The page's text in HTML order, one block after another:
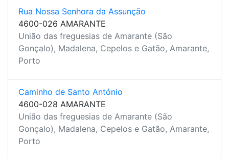
Rua Nossa Senhora da Assunção
4600-026 AMARANTE
União das freguesias de Amarante (São
Gonçalo), Madalena, Cepelos e Gatão, Amarante,
Porto
Caminho de Santo António
4600-028 AMARANTE
União das freguesias de Amarante (São
Gonçalo), Madalena, Cepelos e Gatão, Amarante,
Porto